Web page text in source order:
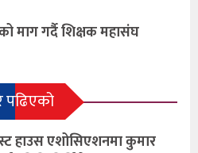
माग गर्दै शिक्षक महासंघ
पढिएको
हाउस एशोसिएशनमा कुमार